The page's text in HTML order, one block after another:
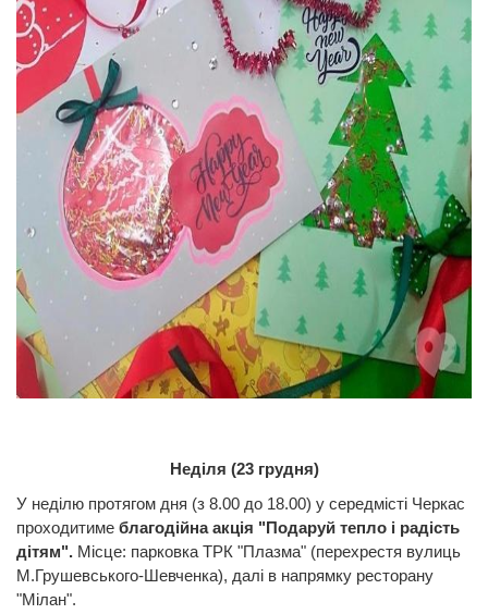
Неділя (23 грудня)
У неділю протягом дня (з 8.00 до 18.00) у середмісті Черкас
проходитиме благодійна акція "Подаруй тепло і радість
дітям". Місце: парковка ТРК "Плазма" (перехрестя вулиць
М.Грушевського-Шевченка), далі в напрямку ресторану
"Мілан".